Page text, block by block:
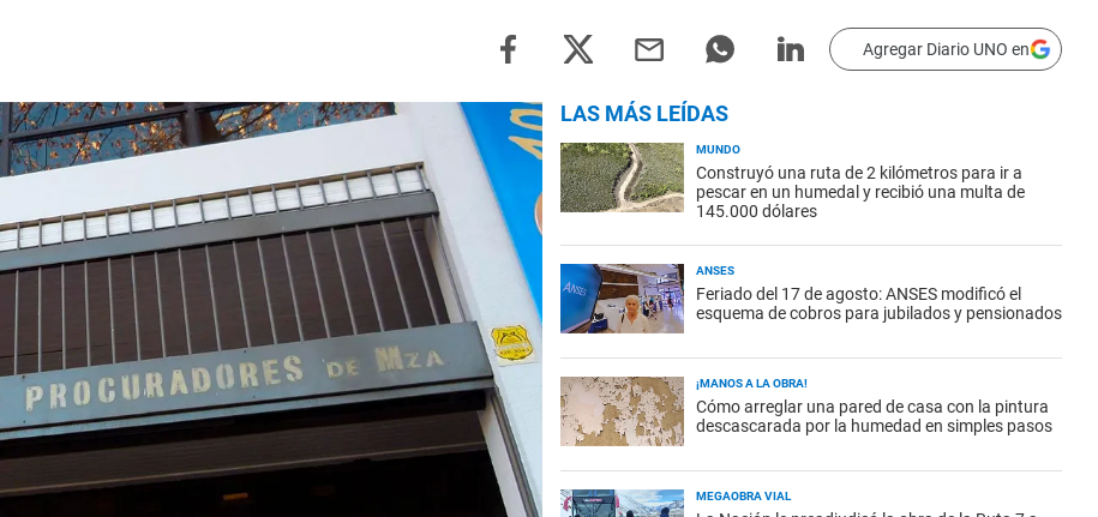
Agregar Diario UNO en
LAS MÁS LEÍDAS
MUNDO
Construyó una ruta de 2 kilómetros para ir a
pescar en un humedal y recibió una multa de
145.000 dólares
ANSES
Feriado del 17 de agosto: ANSES modificó el
esquema de cobros para jubilados y pensionados
¡MANOS A LA OBRA!
Cómo arreglar una pared de casa con la pintura
descascarada por la humedad en simples pasos
MEGAOBRA VIAL